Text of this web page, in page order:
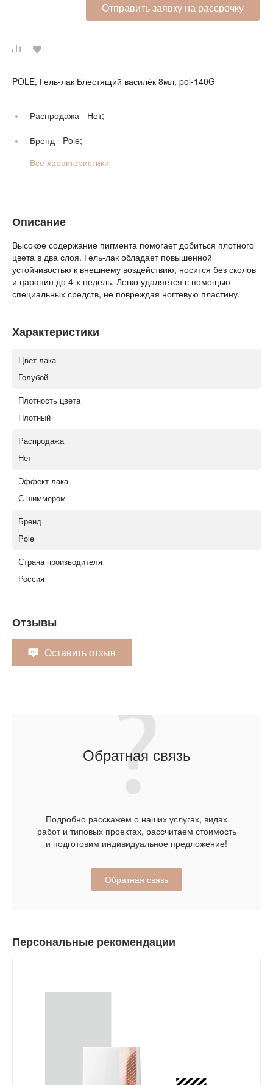
Отправить заявку на рассрочку
POLE, Гель-лак Блестящий василёк 8мл, pol-140G
Распродажа - Нет;
Бренд - Pole;
Все характеристики
Описание
Высокое содержание пигмента помогает добиться плотного
цвета в два слоя. Гель-лак обладает повышенной
устойчивостью к внешнему воздействию, носится без сколов
и царапин до 4-х недель. Легко удаляется с помощью
специальных средств, не повреждая ногтевую пластину.
Характеристики
Цвет лака
Голубой
Плотность цвета
Плотный
Распродажа
Нет
Эффект лака
С шиммером
Бренд
Pole
Страна производителя
Россия
Отзывы
Оставить отзыв
Обратная связь
Подробно расскажем о наших услугах, видах
работ и типовых проектах, рассчитаем стоимость
и подготовим индивидуальное предложение!
Обратная связь
Персональные рекомендации